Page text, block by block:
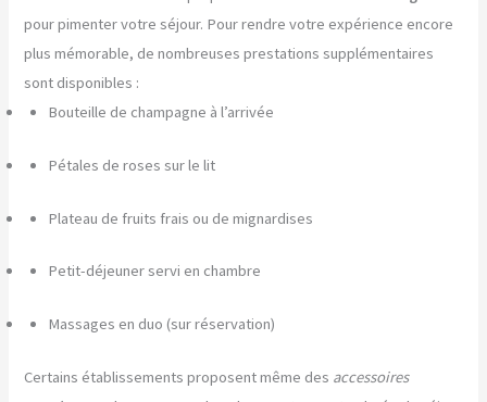
pour pimenter votre séjour. Pour rendre votre expérience encore
plus mémorable, de nombreuses prestations supplémentaires
sont disponibles :
Bouteille de champagne à l’arrivée
Pétales de roses sur le lit
Plateau de fruits frais ou de mignardises
Petit-déjeuner servi en chambre
Massages en duo (sur réservation)
Certains établissements proposent même des accessoires